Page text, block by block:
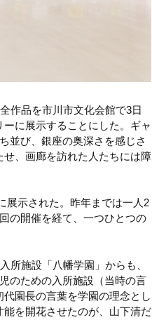
作品を市川市文化会館で3日
に展示することにした。ギャ
並び、銀座の奥深さを感じさ
、画廊を訪れた人たちには障
展示された。昨年までは一人2
の開催を経て、一つひとつの
所施設「八幡学園」からも、
のための入所施設（当時の言
園長の言葉を学園の理念とし
を開花させたのが、山下清だ